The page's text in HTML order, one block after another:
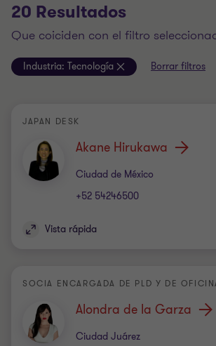
20 Resultados
que coiciden con el filtro
Industria: Tecnología Borrar filtros
JAPAN DESK
Akane Hirukawa
Ciudad de México
Oficina
+52 54246500
Vista rápida
SOCIA ENCARGADA DE PLD Y DE
Alondra de la Garza
Ciudad Juárez
Oficina